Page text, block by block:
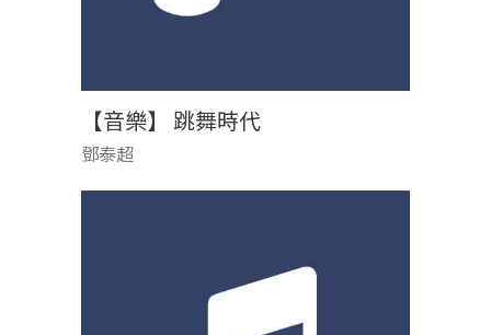
【音樂】 跳舞時代
鄧泰超